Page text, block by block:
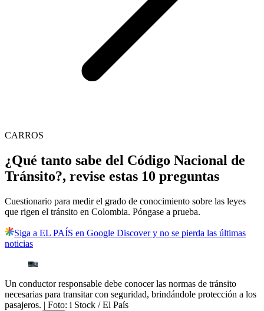
CARROS
¿Qué tanto sabe del Código Nacional de
Tránsito?, revise estas 10 preguntas
Cuestionario para medir el grado de conocimiento sobre las leyes
que rigen el tránsito en Colombia. Póngase a prueba.
Siga a EL PAÍS en Google Discover y no se pierda las últimas
noticias
Un conductor responsable debe conocer las normas de tránsito
necesarias para transitar con seguridad, brindándole protección a los
pasajeros. | Foto: i Stock / El País